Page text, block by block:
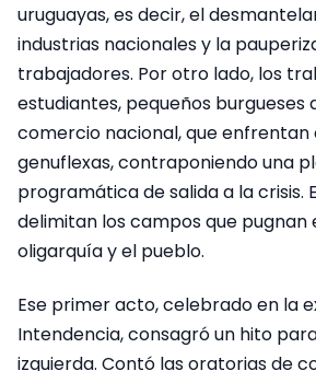
uruguayas, es decir, el
industrias nacionales y la
trabajadores. Por otro lado, los
estudiantes, pequeños burgueses
comercio nacional, que
genuflexas, contraponiendo una
programática de salida a la crisis.
delimitan los campos que pugnan
oligarquía y el pueblo.
Ese primer acto, celebrado en la
Intendencia, consagró un hito
izquierda. Contó las oratorias de